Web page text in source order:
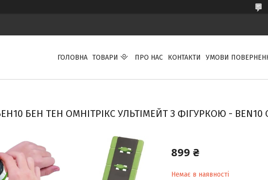
ГОЛОВНА ТОВАРИ ПРО НАС КОНТАКТИ УМОВИ
БЕН ТЕН ОМНІТРІКС УЛЬТІМЕЙТ З ФІГУРКОЮ - BEN10
899 ₴
Немає в наявності